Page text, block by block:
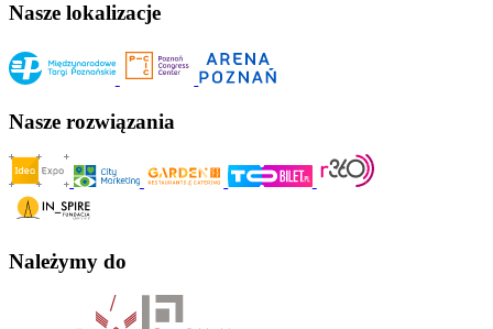
Nasze lokalizacje
Nasze rozwiązania
Należymy do